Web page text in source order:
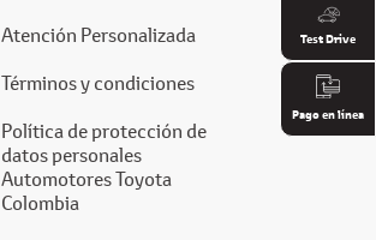
Atención Personalizada
Términos y condiciones
Política de protección de
datos personales
Automotores Toyota
Colombia
Test Drive
Pago en línea